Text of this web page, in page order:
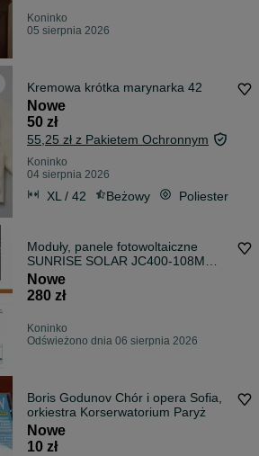
Koninko
05 sierpnia 2026
Kremowa krótka marynarka 42
Nowe
50 zł
55,25 zł z Pakietem Ochronnym
Koninko
04 sierpnia 2026
XL / 42 Beżowy Poliester
Moduły, panele fotowoltaiczne
SUNRISE SOLAR JC400-108M
Nowe
280 zł
Koninko
Odświeżono dnia 06 sierpnia 2026
Boris Godunov Chór i opera Sofia,
orkiestra Korserwatorium Paryż
Nowe
10 zł